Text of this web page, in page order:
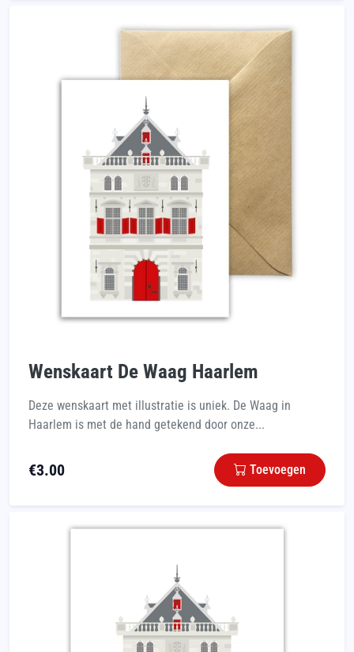
Wenskaart De Waag Haarlem
Deze wenskaart met illustratie is uniek. De Waag in
Haarlem is met de hand getekend door onze...
€3.00 Toevoegen